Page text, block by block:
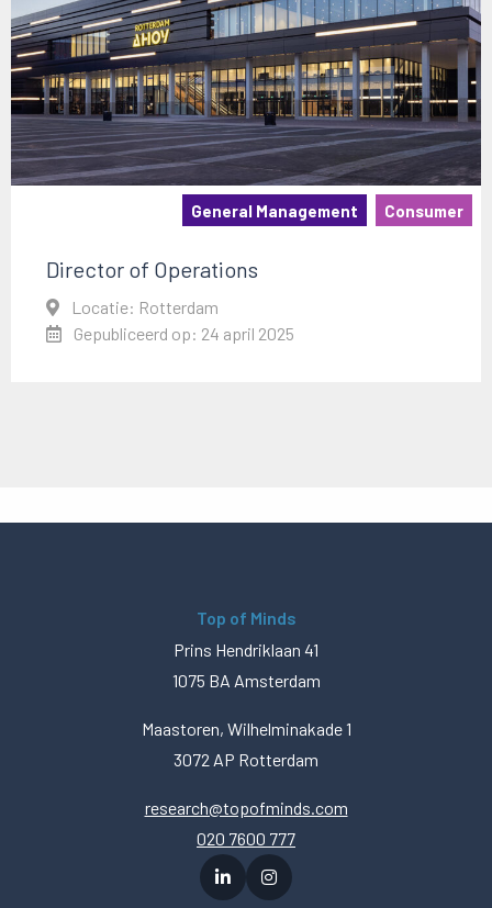
General Management Consumer
Director of Operations
Locatie: Rotterdam
Gepubliceerd op: 24 april 2025
Top of Minds
Prins Hendriklaan 41
1075 BA Amsterdam
Maastoren, Wilhelminakade 1
3072 AP Rotterdam
research@topofminds.com
020 7600 777